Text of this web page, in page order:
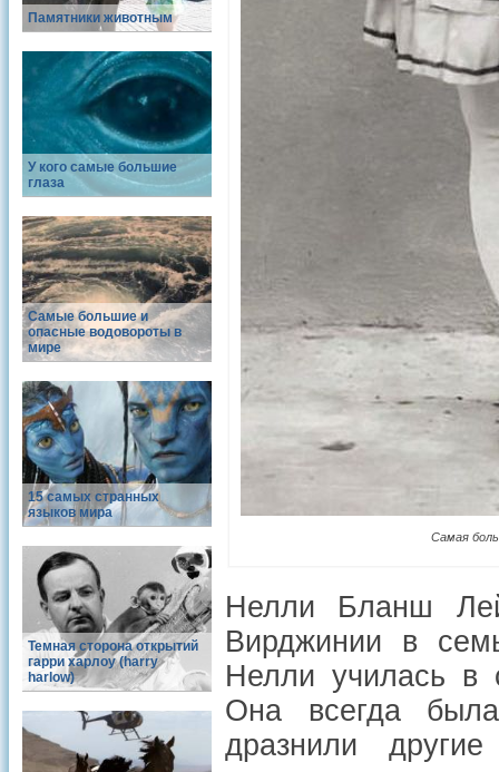
Памятники животным
У кого самые большие
глаза
Самые большие и
опасные водовороты в
мире
15 самых странных
языков мира
Темная сторона открытий
гарри харлоу (harry
harlow)
Самая
Нелли Бланш
Вирджинии в
Нелли училась
Она всегда
дразнили